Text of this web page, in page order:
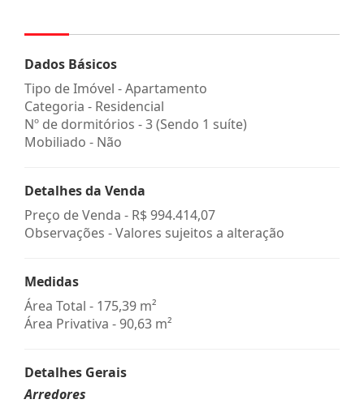
Dados Básicos
Tipo de Imóvel - Apartamento
Categoria - Residencial
Nº de dormitórios - 3 (Sendo 1 suíte)
Mobiliado - Não
Detalhes da Venda
Preço de Venda - R$ 994.414,07
Observações - Valores sujeitos a alteração
Medidas
Área Total - 175,39 m²
Área Privativa - 90,63 m²
Detalhes Gerais
Arredores